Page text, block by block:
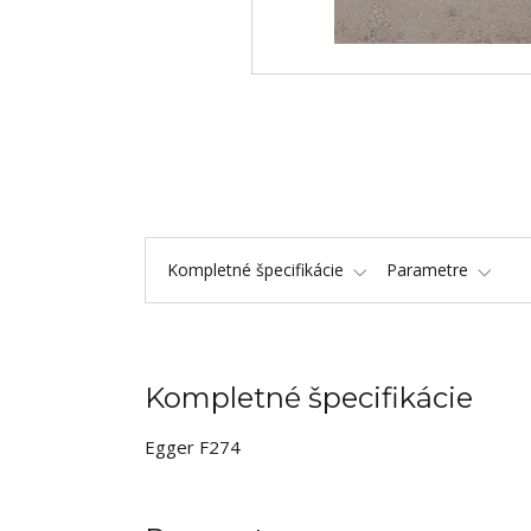
Kompletné špecifikácie Parametre
Kompletné špecifikácie
Egger F274